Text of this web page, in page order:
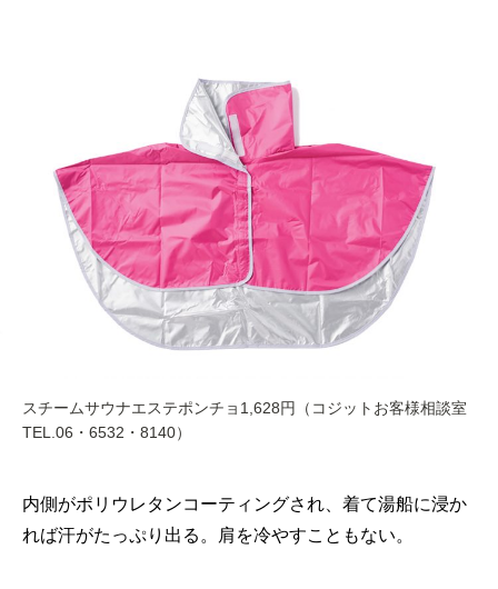
スチームサウナエステポンチョ1,628円（コジットお客様相談室
TEL.06・6532・8140）
内側がポリウレタンコーティングされ、着て湯船に浸か
れば汗がたっぷり出る。肩を冷やすこともない。